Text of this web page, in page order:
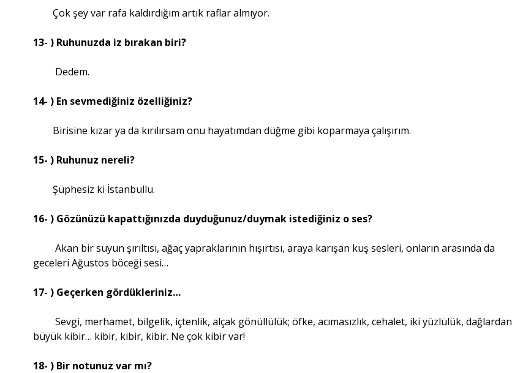
Çok şey var rafa kaldırdığım artık raflar almıyor.
13- ) Ruhunuzda iz bırakan biri?
Dedem.
14- ) En sevmediğiniz özelliğiniz?
Birisine kızar ya da kırılırsam onu hayatımdan düğme gibi koparmaya çalışırım.
15- ) Ruhunuz nereli?
Şüphesiz ki İstanbullu.
16- ) Gözünüzü kapattığınızda duyduğunuz/duymak istediğiniz o ses?
Akan bir suyun şırıltısı, ağaç yapraklarının hışırtısı, araya karışan kuş sesleri, onların arasında da
geceleri Ağustos böceği sesi…
17- ) Geçerken gördükleriniz…
Sevgi, merhamet, bilgelik, içtenlik, alçak gönüllülük; öfke, acımasızlık, cehalet, iki yüzlülük, dağlardan
büyük kibir… kibir, kibir, kibir. Ne çok kibir var!
18- ) Bir notunuz var mı?